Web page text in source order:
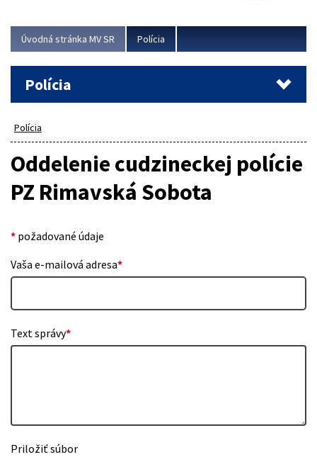
Úvodná stránka MV SR Polícia
Polícia
Polícia
Oddelenie cudzineckej polície
PZ Rimavská Sobota
* požadované údaje
Vaša e-mailová adresa*
Text správy*
Priložiť súbor